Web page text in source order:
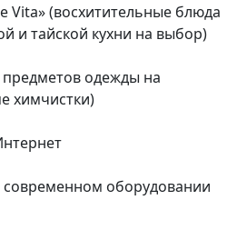
Vita» (восхитительные блюда
и тайской кухни на выбор)
предметов одежды на
химчистки)
оборудовании